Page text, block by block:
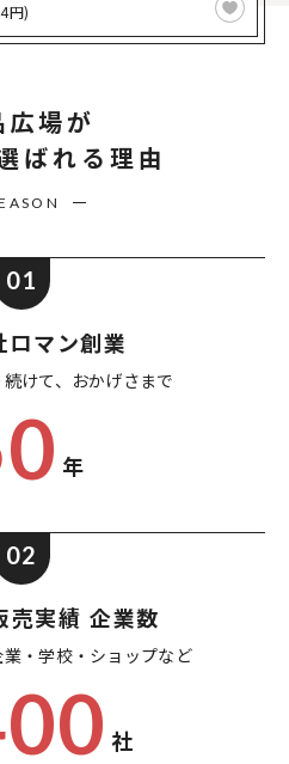
円)
広場が
ばれる理由
01
ロマン創業
けて、 おかげさまで
年
02
売実績 企業数
業・学校・ショップなど
社